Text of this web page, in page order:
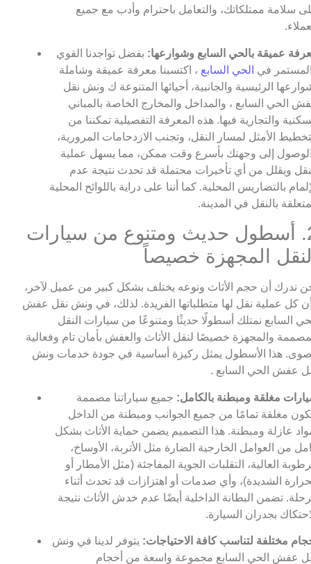
سلامة ممتلكاتك، والتعامل باحترام وأدب مع جميع
عميقة بالحي السابع وشوارعها: بفضل تواجدنا القوي
في الحي السابع ، اكتسبنا معرفة عميقة وشاملة
الرئيسية والجانبية، أحيائها المتنوعة ك ونش نقل
الحي السابع ، والمداخل والمخارج الخاصة بالمباني
والتجارية فيها. هذه المعرفة التفصيلية تمكننا من
الأمثل لمسار النقل، وتجنب الازدحامات المرورية،
إلى وجهتك بأسرع وقت ممكن، مما يسهل عملية
ويقلل من أي تأخيرات محتملة قد تحدث نتيجة عدم
بالتضاريس المحلية. كما أننا على دراية باللوائح المحلية
بالنقل في المدينة.
2. أسطول حديث ومتنوع من سيارات
المجهزة خصيصاً
ندرك أن حجم الأثاث ونوعه يختلف بشكل كبير من عميل لآخر،
كل عملية نقل لها متطلباتها الفريدة. لذلك، في ونش نقل عفش
السابع نمتلك أسطولًا حديثًا ومتنوعًا من سيارات النقل
والمجهزة خصيصًا لنقل الأثاث والعفش بأمان تام وفعالية
هذا الأسطول يمثل ركيزة أساسية في جودة خدمات ونش
عفش الحي السابع .
مغلقة ومبطنة بالكامل: جميع سياراتنا مصممة
مغلقة تمامًا من جميع الجوانب ومبطنة من الداخل
عازلة ومبطنة. هذا التصميم يضمن حماية الأثاث بشكل
من العوامل الخارجية الضارة مثل الأتربة، الأوساخ،
العالية، التقلبات الجوية المفاجئة (مثل الأمطار أو
الشديدة)، وأي صدمات أو اهتزازات قد تحدث أثناء
تضمن البطانة الداخلية أيضًا عدم خدش الأثاث نتيجة
بجدران السيارة.
مختلفة لتناسب كافة الاحتياجات: يتوفر لدينا في ونش
عفش الحي السابع مجموعة واسعة من أحجام